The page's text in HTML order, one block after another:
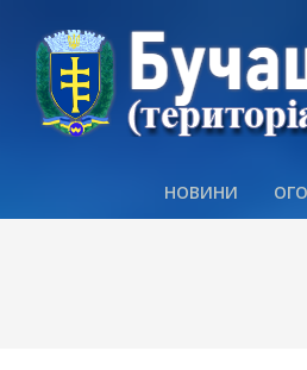
content
НОВИНИ